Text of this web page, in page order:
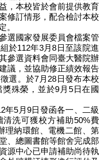
，本校皆於會前提供教育
修訂情形，配合檢討本校
。
選國家發展委員會檔案管
於112年3月8 日至該院進
參選資料會同臺大醫院辦
議，並協助修正績效報告
選。於7 月28 日發布本校
獎殊榮，並於9 月 5日在國
年5 月 9日發函各一、二級
洗可獲校方補助50%費
理納環館、電機二館、第
、總圖書館等館舍完成部
源中心已申請補助尚待執